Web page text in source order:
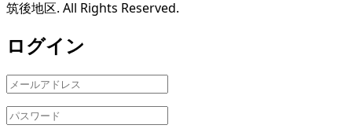
筑後地区. All Rights Reserved.
ログイン